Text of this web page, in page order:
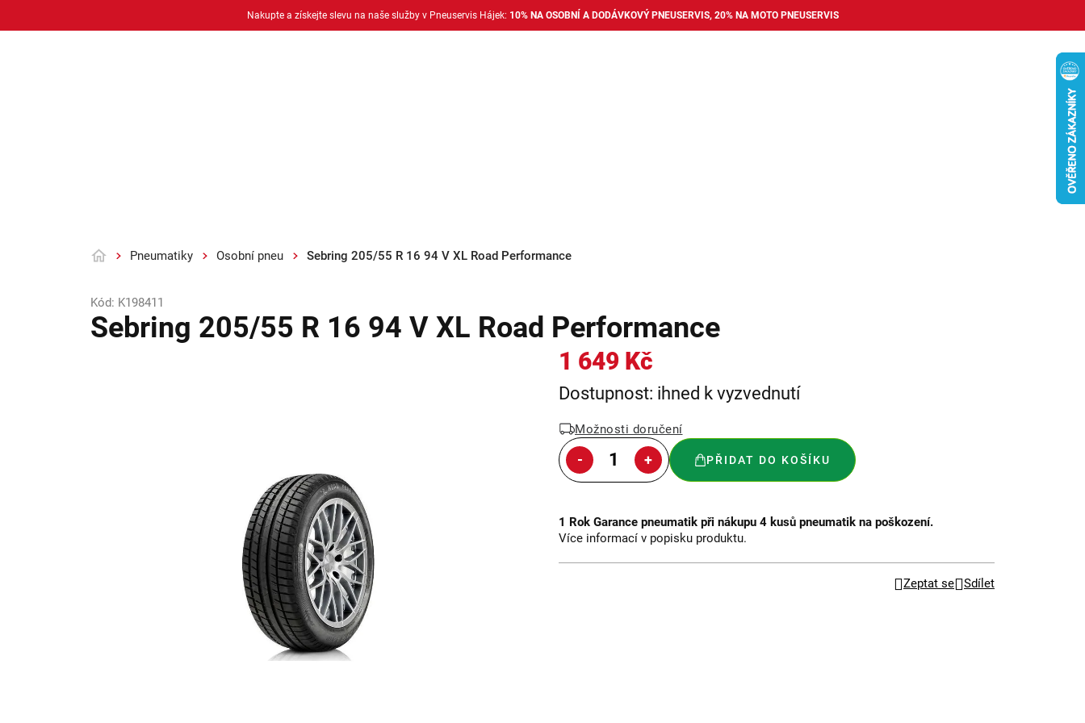
Nakupte a získejte slevu na naše služby v Pneuservis Hájek: 10% NA OSOBNÍ A DODÁVKOVÝ PNEUSERVIS, 20% NA MOTO PNEUSERVIS
Nákupní
Domů
Pneumatiky Osobní pneu Sebring 205/55 R 16 94 V XL Road Performance
Sebring 205/55 R 16 94 V XL Road Performance
Kód: K198411
1 649 Kč
Měrná
Dostupnost: ihned k vyzvednutí
Možnosti doručení
PŘIDAT DO KOŠÍKU
1 Rok Garance pneumatik při nákupu 4 kusů pneumatik na poškození.
Více informací v popisku produktu.
Zeptat se Sdílet